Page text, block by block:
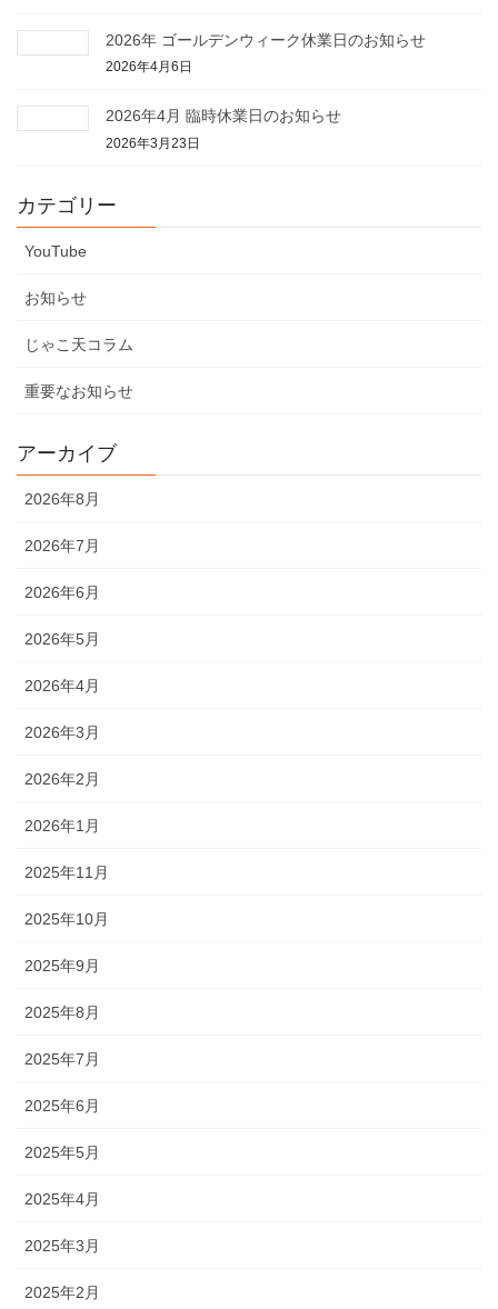
2026年 ゴールデンウィーク休業日のお知らせ
2026年4月6日
2026年4月 臨時休業日のお知らせ
2026年3月23日
カテゴリー
YouTube
お知らせ
じゃこ天コラム
重要なお知らせ
アーカイブ
2026年8月
2026年7月
2026年6月
2026年5月
2026年4月
2026年3月
2026年2月
2026年1月
2025年11月
2025年10月
2025年9月
2025年8月
2025年7月
2025年6月
2025年5月
2025年4月
2025年3月
2025年2月